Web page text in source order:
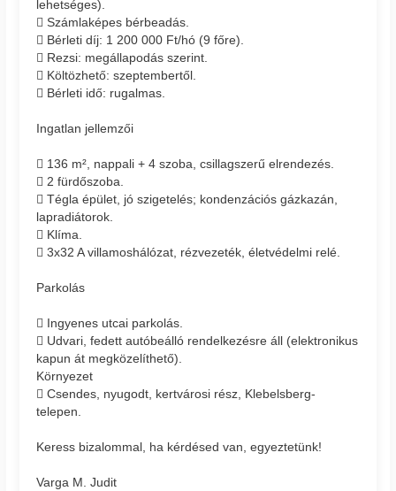
lehetséges).
 Számlaképes bérbeadás.
 Bérleti díj: 1 200 000 Ft/hó (9 főre).
 Rezsi: megállapodás szerint.
 Költözhető: szeptembertől.
 Bérleti idő: rugalmas.
Ingatlan jellemzői
 136 m², nappali + 4 szoba, csillagszerű elrendezés.
 2 fürdőszoba.
 Tégla épület, jó szigetelés; kondenzációs gázkazán,
lapradiátorok.
 Klíma.
 3x32 A villamoshálózat, rézvezeték, életvédelmi relé.
Parkolás
 Ingyenes utcai parkolás.
 Udvari, fedett autóbeálló rendelkezésre áll (elektronikus
kapun át megközelíthető).
Környezet
 Csendes, nyugodt, kertvárosi rész, Klebelsberg-
telepen.
Keress bizalommal, ha kérdésed van, egyeztetünk!
Varga M. Judit